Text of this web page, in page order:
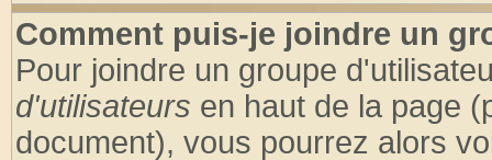
Comment puis-je joindre un
Pour joindre un groupe
d'utilisateurs en haut de la page
document), vous pourrez alors